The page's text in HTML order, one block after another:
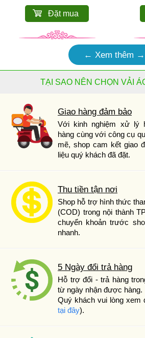
Đặt mua
← Xem thêm →
TẠI SAO NÊN CHỌN VẢI
Giao hàng đảm bảo
Với kinh nghiệm xử lý
hàng cùng với công cụ
mẽ, shop cam kết giao
liệu quý khách đã đặt.
Thu tiền tận nơi
Shop hỗ trợ hình thức
(COD) trong nội thành
chuyển khoản trước
nhanh.
5 Ngày đổi trả hàng
Hỗ trợ đổi - trả hàng
từ ngày nhận được hàng.
Quý khách vui lòng xem
tại đây).